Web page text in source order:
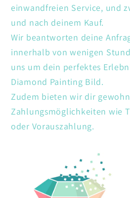
einwandfreien Service, und
und nach deinem Kauf.
Wir beantworten deine
innerhalb von wenigen
uns um dein perfektes
Diamond Painting Bild.
Zudem bieten wir dir
Zahlungsmöglichkeiten wie
oder Vorauszahlung.